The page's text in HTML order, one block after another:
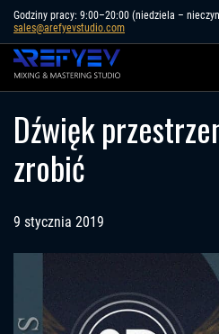
Skip
content
Godziny pracy: 9:00–20:00 (niedziela –
sales@arefyevstudio.com
Dźwięk
zrobić
9 stycznia 2019